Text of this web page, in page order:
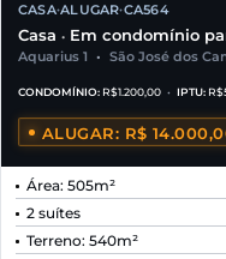
CASA•ALUGAR•CA564
Casa • Em condomínio
Aquarius 1 • São José dos
CONDOMÍNIO: R$1.200,00 • IPTU:
ALUGAR: R$
Área: 505m²
2 suítes
Terreno: 540m²